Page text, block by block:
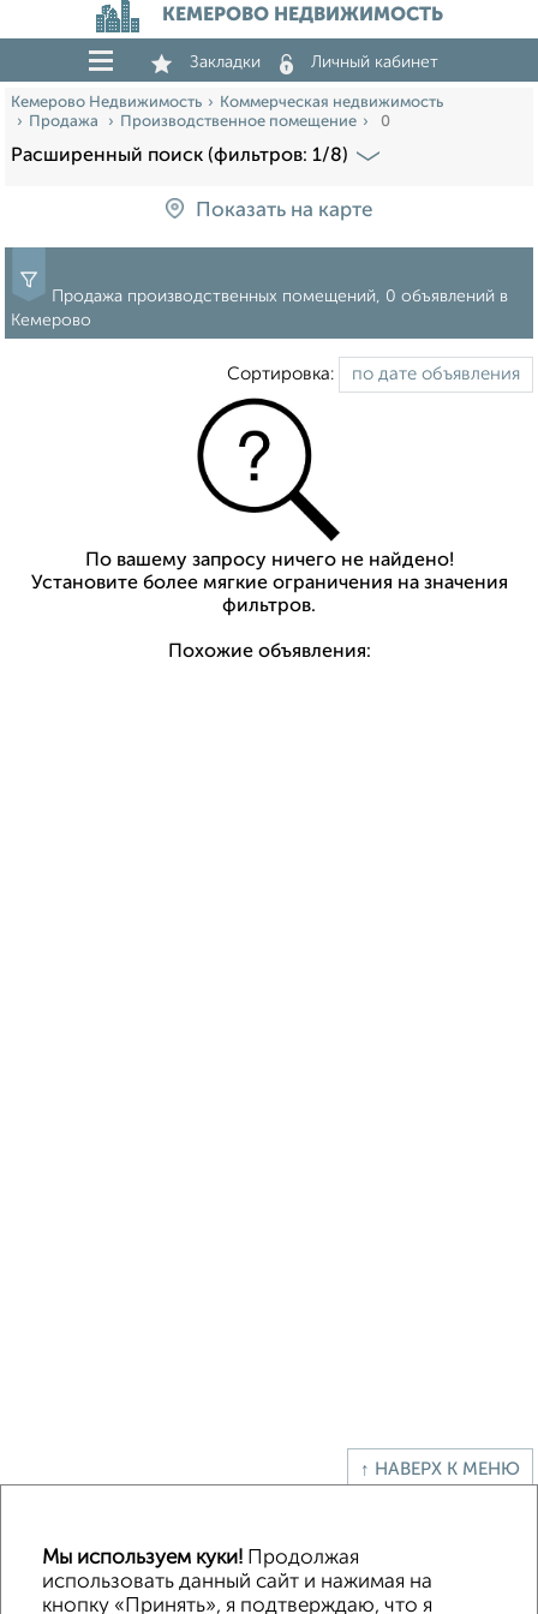
КЕМЕРОВО НЕДВИЖИМОСТЬ
Закладки Личный кабинет
Кемерово Недвижимость
Коммерческая недвижимость
Продажа
Производственное помещение 0
Расширенный поиск (фильтров: 1/8)
Показать на карте
Продажа производственных помещений, 0 объявлений в
Кемерово
Сортировка:
По вашему запросу ничего не найдено!
Установите более мягкие ограничения на значения
фильтров.
Похожие объявления:
↑ НАВЕРХ К МЕНЮ
Помещение свободного назначения
Складское помещение
Производственное помещение
Мы используем куки! Продолжая
использовать данный сайт и нажимая на
кнопку «Принять», я подтверждаю, что я